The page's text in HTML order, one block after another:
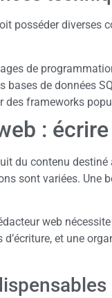
posséder diverses
de
bases de données
des frameworks
:
du contenu destiné
sont variées. Une
web
et une